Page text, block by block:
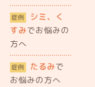
症例
シミ、く
すみでお悩みの
方へ
症例 たるみで
お悩みの方へ